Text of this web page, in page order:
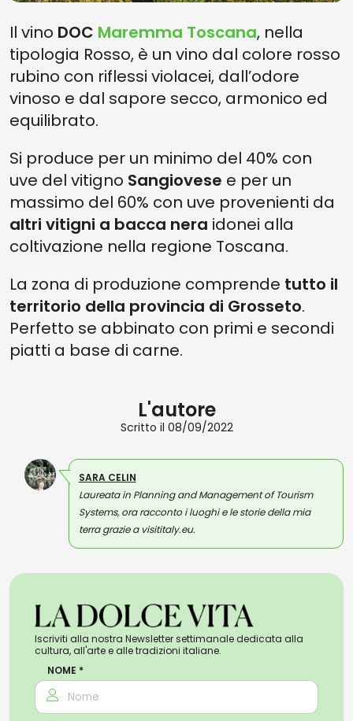
Il vino DOC Maremma Toscana, nella
tipologia Rosso, è un vino dal colore rosso
rubino con riflessi violacei, dall’odore
vinoso e dal sapore secco, armonico ed
equilibrato.
Si produce per un minimo del 40% con
uve del vitigno Sangiovese e per un
massimo del 60% con uve provenienti da
altri vitigni a bacca nera idonei alla
coltivazione nella regione Toscana.
La zona di produzione comprende tutto il
territorio della provincia di Grosseto.
Perfetto se abbinato con primi e secondi
piatti a base di carne.
L'autore
Scritto il 08/09/2022
SARA CELIN
Laureata in Planning and Management of Tourism
Systems, ora racconto i luoghi e le storie della mia
terra grazie a visititaly.eu.
Iscriviti alla nostra Newsletter settimanale dedicata alla
cultura, all'arte e alle tradizioni italiane.
NOME *